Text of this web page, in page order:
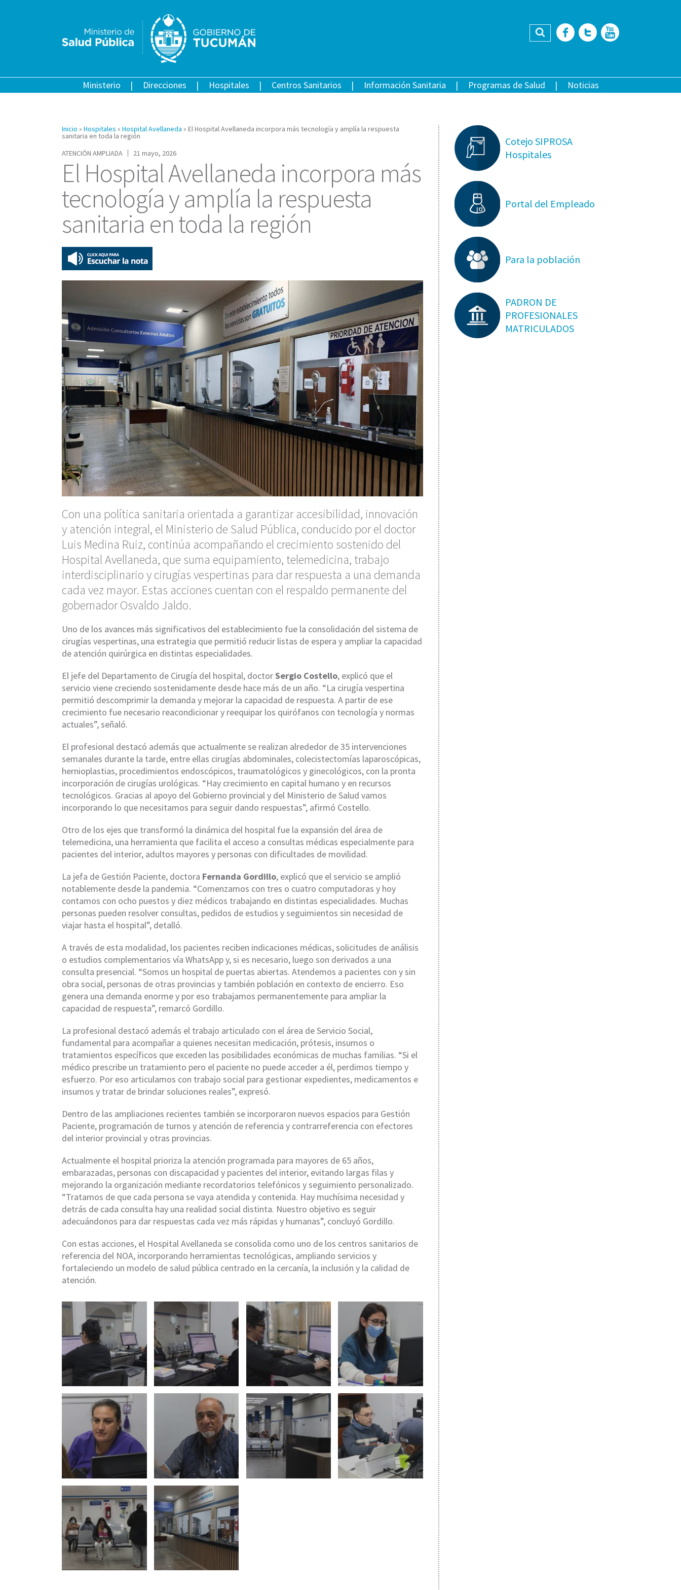
Buscar Facebook
Twitter
Ministerio Direcciones Hospitales Centros Sanitarios Información Sanitaria Programas de Salud Noticias
Inicio » Hospitales » Hospital Avellaneda » El Hospital Avellaneda incorpora más tecnología y amplía la respuesta
sanitaria en toda la región
ATENCIÓN AMPLIADA
21 mayo, 2026
El Hospital Avellaneda incorpora más
tecnología y amplía la respuesta
sanitaria en toda la región
Con una política sanitaria orientada a garantizar accesibilidad, innovación
y atención integral, el Ministerio de Salud Pública, conducido por el doctor
Luis Medina Ruiz, continúa acompañando el crecimiento sostenido del
Hospital Avellaneda, que suma equipamiento, telemedicina, trabajo
interdisciplinario y cirugías vespertinas para dar respuesta a una demanda
cada vez mayor. Estas acciones cuentan con el respaldo permanente del
gobernador Osvaldo Jaldo.
Uno de los avances más significativos del establecimiento fue la consolidación del sistema de
cirugías vespertinas, una estrategia que permitió reducir listas de espera y ampliar la capacidad
de atención quirúrgica en distintas especialidades.
El jefe del Departamento de Cirugía del hospital, doctorSergio Costello, explicó que el
servicio viene creciendo sostenidamente desde hace más de un año. “La cirugía vespertina
permitió descomprimir la demanda y mejorar la capacidad de respuesta. A partir de ese
crecimiento fue necesario reacondicionar y reequipar los quirófanos con tecnología y normas
actuales”, señaló.
El profesional destacó además que actualmente se realizan alrededor de 35 intervenciones
semanales durante la tarde, entre ellas cirugías abdominales, colecistectomías laparoscópicas,
hernioplastias, procedimientos endoscópicos, traumatológicos y ginecológicos, con la pronta
incorporación de cirugías urológicas. “Hay crecimiento en capital humano y en recursos
tecnológicos. Gracias al apoyo del Gobierno provincial y del Ministerio de Salud vamos
incorporando lo que necesitamos para seguir dando respuestas”, afirmó Costello.
Otro de los ejes que transformó la dinámica del hospital fue la expansión del área de
telemedicina, una herramienta que facilita el acceso a consultas médicas especialmente para
pacientes del interior, adultos mayores y personas con dificultades de movilidad.
La jefa de Gestión Paciente, doctora Fernanda Gordillo, explicó que el servicio se amplió
notablemente desde la pandemia. “Comenzamos con tres o cuatro computadoras y hoy
contamos con ocho puestos y diez médicos trabajando en distintas especialidades. Muchas
personas pueden resolver consultas, pedidos de estudios y seguimientos sin necesidad de
viajar hasta el hospital”, detalló.
A través de esta modalidad, los pacientes reciben indicaciones médicas, solicitudes de análisis
o estudios complementarios vía WhatsApp y, si es necesario, luego son derivados a una
consulta presencial. “Somos un hospital de puertas abiertas. Atendemos a pacientes con y sin
obra social, personas de otras provincias y también población en contexto de encierro. Eso
genera una demanda enorme y por eso trabajamos permanentemente para ampliar la
capacidad de respuesta”, remarcó Gordillo.
La profesional destacó además el trabajo articulado con el área de Servicio Social,
fundamental para acompañar a quienes necesitan medicación, prótesis, insumos o
tratamientos específicos que exceden las posibilidades económicas de muchas familias. “Si el
médico prescribe un tratamiento pero el paciente no puede acceder a él, perdimos tiempo y
esfuerzo. Por eso articulamos con trabajo social para gestionar expedientes, medicamentos e
insumos y tratar de brindar soluciones reales”, expresó.
Dentro de las ampliaciones recientes también se incorporaron nuevos espacios para Gestión
Paciente, programación de turnos y atención de referencia y contrarreferencia con efectores
del interior provincial y otras provincias.
Actualmente el hospital prioriza la atención programada para mayores de 65 años,
embarazadas, personas con discapacidad y pacientes del interior, evitando largas filas y
mejorando la organización mediante recordatorios telefónicos y seguimiento personalizado.
“Tratamos de que cada persona se vaya atendida y contenida. Hay muchísima necesidad y
detrás de cada consulta hay una realidad social distinta. Nuestro objetivo es seguir
adecuándonos para dar respuestas cada vez más rápidas y humanas”, concluyó Gordillo.
Con estas acciones, el Hospital Avellaneda se consolida como uno de los centros sanitarios de
referencia del NOA, incorporando herramientas tecnológicas, ampliando servicios y
fortaleciendo un modelo de salud pública centrado en la cercanía, la inclusión y la calidad de
atención.
Cotejo SIPROSA
Hospitales
Portal del Empleado
Para la población
PADRON DE
PROFESIONALES
MATRICULADOS